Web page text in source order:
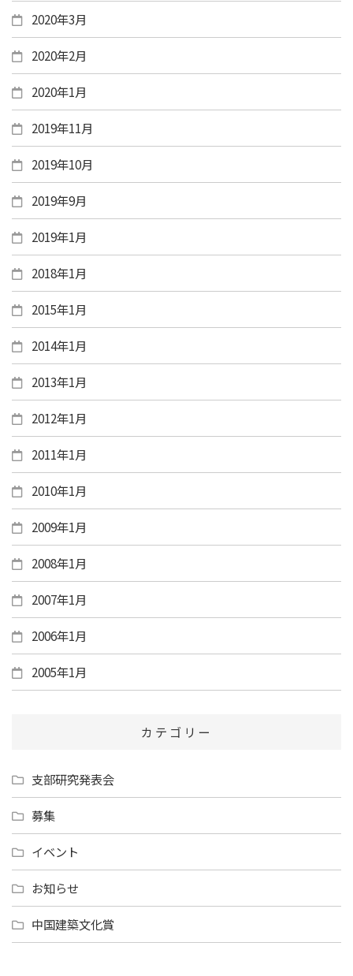
2020年3月
2020年2月
2020年1月
2019年11月
2019年10月
2019年9月
2019年1月
2018年1月
2015年1月
2014年1月
2013年1月
2012年1月
2011年1月
2010年1月
2009年1月
2008年1月
2007年1月
2006年1月
2005年1月
カテゴリー
支部研究発表会
募集
イベント
お知らせ
中国建築文化賞